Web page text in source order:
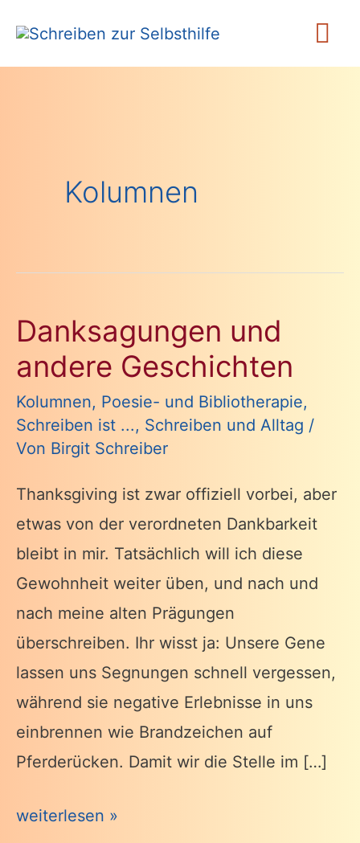
Inhalt
springen
Kolumnen
Danksagungen und
andere Geschichten
Kolumnen, Poesie- und Bibliotherapie,
Schreiben ist ..., Schreiben und Alltag /
Von Birgit Schreiber
Thanksgiving ist zwar offiziell vorbei, aber
etwas von der verordneten Dankbarkeit
bleibt in mir. Tatsächlich will ich diese
Gewohnheit weiter üben, und nach und
nach meine alten Prägungen
überschreiben. Ihr wisst ja: Unsere Gene
lassen uns Segnungen schnell vergessen,
während sie negative Erlebnisse in uns
einbrennen wie Brandzeichen auf
Pferderücken. Damit wir die Stelle im […]
Danksagungen
weiterlesen »